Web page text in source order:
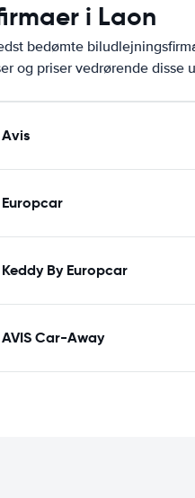
i Laon
bedømte
og priser vedrørende disse
Avis
Europcar
Keddy By Europcar
AVIS Car-Away